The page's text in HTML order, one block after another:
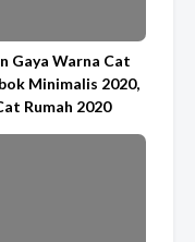
Gaya Warna Cat
Minimalis 2020,
Rumah 2020